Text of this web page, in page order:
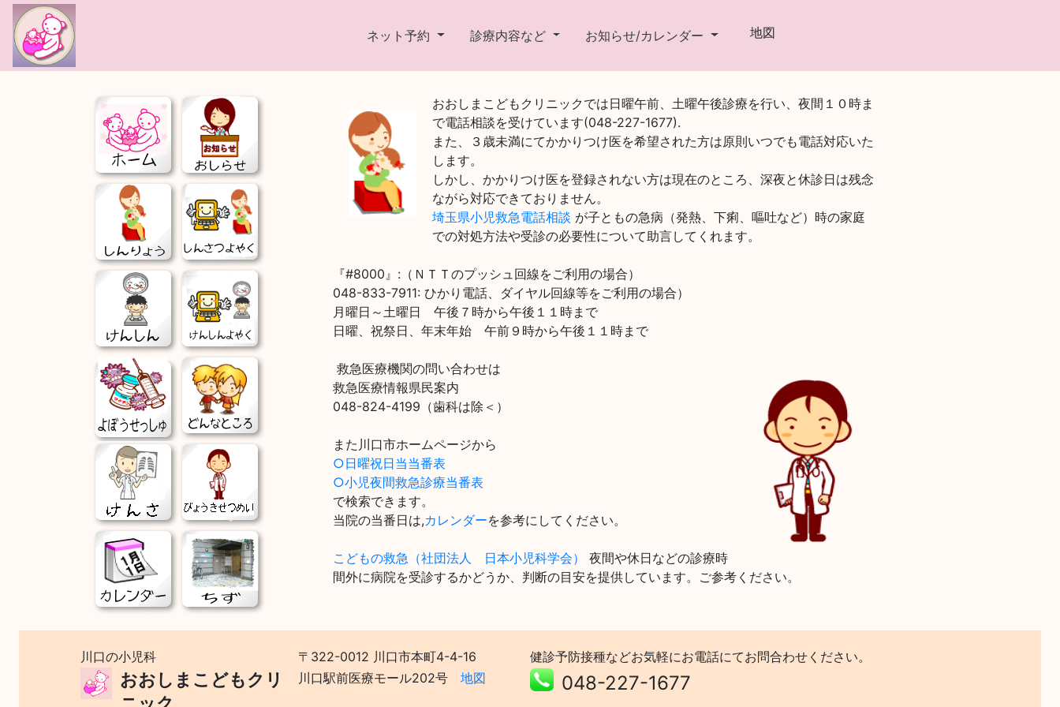
!-- Google tag (gtag.js) --> ネット予約 診療内容など お知らせ/カレンダー 地図
おおしまこどもクリニックでは日曜午前、土曜午後診療を行い、夜間１０時ま
で電話相談を受けています(048-227-1677).
また、３歳未満にてかかりつけ医を希望された方は原則いつでも電話対応いた
します。
しかし、かかりつけ医を登録されない方は現在のところ、深夜と休診日は残念
ながら対応できておりません。
埼玉県小児救急電話相談 が子ともの急病（発熱、下痢、嘔吐など）時の家庭
での対処方法や受診の必要性について助言してくれます。
『#8000』:（ＮＴＴのプッシュ回線をご利用の場合）
048-833-7911: ひかり電話、ダイヤル回線等をご利用の場合）
月曜日～土曜日 午後７時から午後１１時まで
日曜、祝祭日、年末年始 午前９時から午後１１時まで
救急医療機関の問い合わせは
救急医療情報県民案内
048-824-4199（歯科は除＜）
また川口市ホームページから
○日曜祝日当当番表
○小児夜間救急診療当番表
で検索できます。
当院の当番日は,カレンダーを参考にしてください。
こどもの救急（社団法人 日本小児科学会）
夜間や休日などの診療時
間外に病院を受診するかどうか、判断の目安を提供しています。ご参考ください。
川口の小児科
おおしまこどもクリ
〒322-0012 川口市本町4-4-16
川口駅前医療モール202号 地図
健診予防接種などお気軽にお電話にてお問合わせください。
048-227-1677